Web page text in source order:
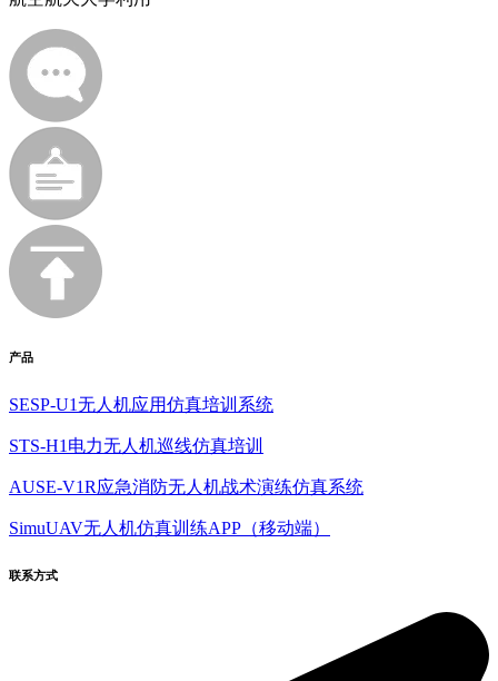
产品
SESP-U1无人机应用仿真培训系统
STS-H1电力无人机巡线仿真培训
AUSE-V1R应急消防无人机战术演练仿真系统
SimuUAV无人机仿真训练APP（移动端）
联系方式